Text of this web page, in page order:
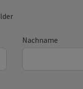
Nachname